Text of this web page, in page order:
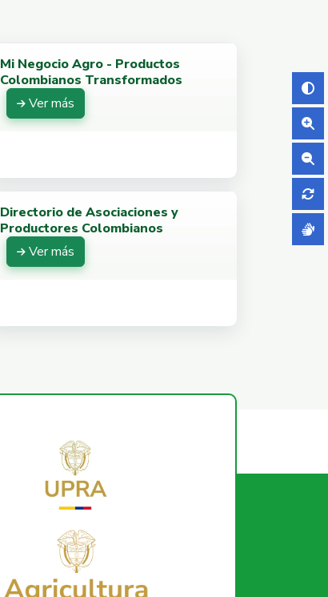
Mi Negocio Agro - Productos
Colombianos Transformados
Ver más
Directorio de Asociaciones y
Productores Colombianos
Ver más